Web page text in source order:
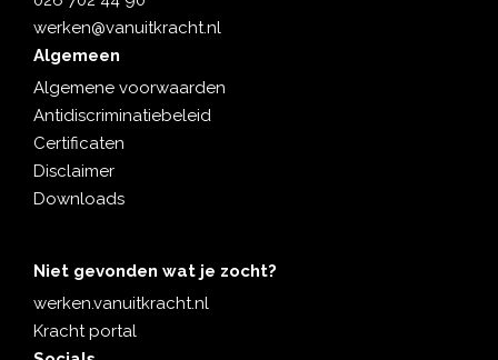
werken@vanuitkracht.nl
Algemeen
Algemene voorwaarden
Antidiscriminatiebeleid
Certificaten
Disclaimer
Downloads
Niet gevonden wat je zocht?
werken.vanuitkracht.nl
Kracht portal